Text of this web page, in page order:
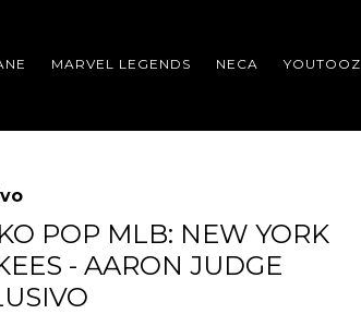
MARVEL LEGENDS NECA YOUTOOZ
POP MLB: NEW YORK
- AARON JUDGE